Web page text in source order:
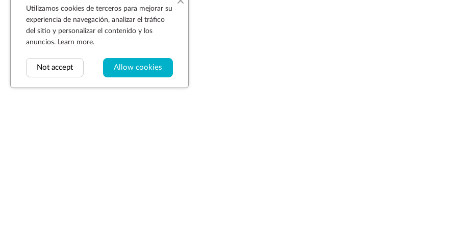
Utilizamos cookies de terceros para mejorar su
experiencia de navegación, analizar el tráfico
del sitio y personalizar el contenido y los
anuncios. Learn more.
Allow cookies
Not accept